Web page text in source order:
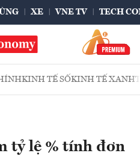
XE VNE TV TECH
KINH TẾ SỐKINH TẾ XANH
tỷ lệ % tính đơn